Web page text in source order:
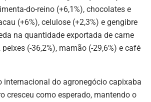
do-reino (+6,1%), chocolates e
(+6%), celulose (+2,3%) e gengibre
na quantidade exportada de carne
(-36,2%), mamão (-29,6%) e café
internacional do agronegócio capixaba
cresceu como esperado, mantendo o